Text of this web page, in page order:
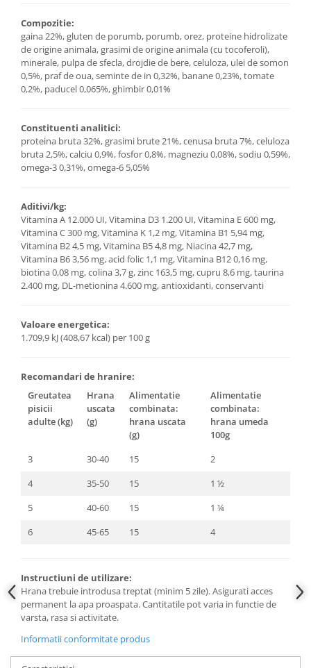
Compozitie:
gaina 22%, gluten de porumb, porumb, orez, proteine hidrolizate
de origine animala, grasimi de origine animala (cu tocoferoli),
minerale, pulpa de sfecla, drojdie de bere, celuloza, ulei de somon
0,5%, praf de oua, seminte de in 0,32%, banane 0,23%, tomate
0,2%, paducel 0,065%, ghimbir 0,01%
Constituenti analitici:
proteina bruta 32%, grasimi brute 21%, cenusa bruta 7%, celuloza
bruta 2,5%, calciu 0,9%, fosfor 0,8%, magneziu 0,08%, sodiu 0,59%,
omega-3 0,31%, omega-6 5,05%
Aditivi/kg:
Vitamina A 12.000 UI, Vitamina D3 1.200 UI, Vitamina E 600 mg,
Vitamina C 300 mg, Vitamina K 1,2 mg, Vitamina B1 5,94 mg,
Vitamina B2 4,5 mg, Vitamina B5 4,8 mg, Niacina 42,7 mg,
Vitamina B6 3,56 mg, acid folic 1,1 mg, Vitamina B12 0,16 mg,
biotina 0,08 mg, colina 3,7 g, zinc 163,5 mg, cupru 8,6 mg, taurina
2.400 mg, DL-metionina 4.600 mg, antioxidanti, conservanti
Valoare energetica:
1.709,9 kJ (408,67 kcal) per 100 g
Recomandari de hranire:
Greutatea
pisicii
adulte (kg)
Hrana
uscata
(g)
Alimentatie
combinata:
hrana uscata
(g)
Alimentatie
combinata:
hrana umeda
100g
3
30-40 15
2
4
35-50 15
1 ½
5
40-60 15
1 ¼
6
45-65 15 4
Instructiuni de utilizare:
Hrana trebuie introdusa treptat (minim 5 zile). Asigurati acces
permanent la apa proaspata. Cantitatile pot varia in functie de
varsta, rasa si activitate.
Informatii conformitate produs